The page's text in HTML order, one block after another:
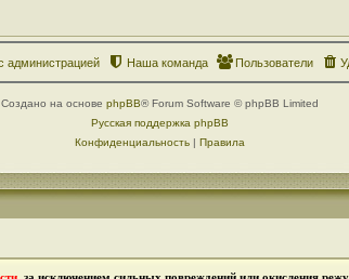
Пользователи
Наша команда
администрацией
Создано на основе phpBB® Forum Software © phpBB Limited
Русская поддержка phpBB
Конфиденциальность| Правила